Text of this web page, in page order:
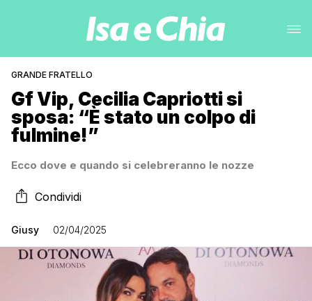
GRANDE FRATELLO
Gf Vip, Cecilia Capriotti si
sposa: “È stato un colpo di
fulmine!”
Ecco dove e quando si celebreranno le nozze
Condividi
Giusy 02/04/2025